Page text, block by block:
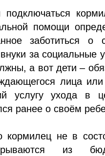
помощи
заботиться о
за социальные
а вот дети –
лица
услугу ухода в
ранее о своём
не в
из